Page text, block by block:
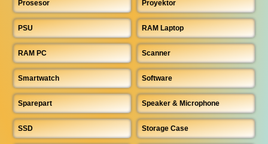
Prosesor Proyektor
PSU RAM Laptop
RAM PC Scanner
Smartwatch Software
Sparepart Speaker & Microphone
SSD Storage Case